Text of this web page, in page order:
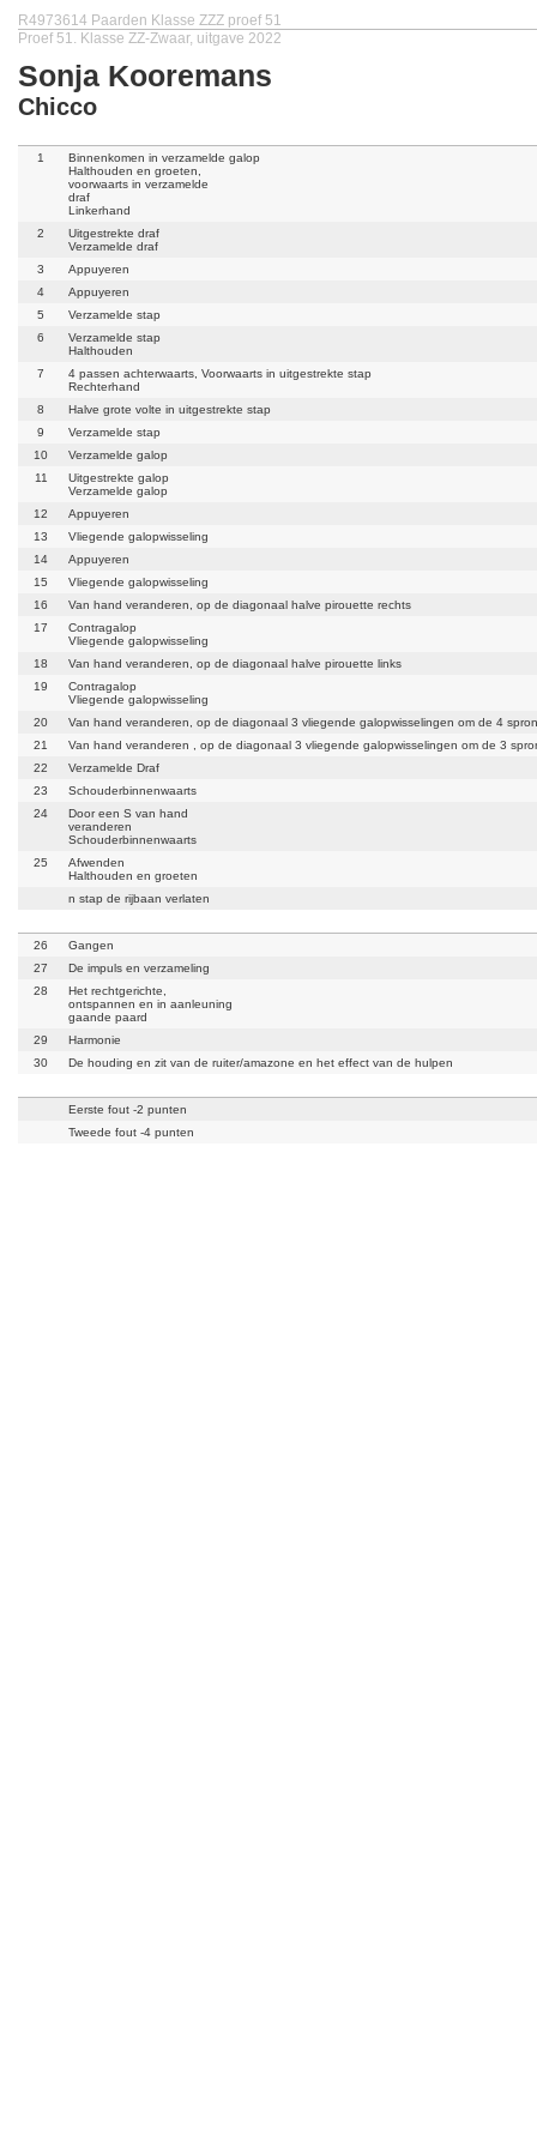
R4973614 Paarden Klasse ZZZ proef 51
Proef 51. Klasse ZZ-Zwaar, uitgave 2022
Sonja Kooremans
Chicco
1
Binnenkomen in verzamelde galop
Halthouden en groeten,
voorwaarts in verzamelde
draf
Linkerhand
2
Uitgestrekte draf
Verzamelde draf
3
Appuyeren
4
Appuyeren
5
Verzamelde stap
6
Verzamelde stap
Halthouden
7
4 passen achterwaarts, Voorwaarts in uitgestrekte stap
Rechterhand
8
Halve grote volte in uitgestrekte stap
9
Verzamelde stap
10
Verzamelde galop
11
Uitgestrekte galop
Verzamelde galop
12
Appuyeren
13
Vliegende galopwisseling
14
Appuyeren
15
Vliegende galopwisseling
16
Van hand veranderen, op de diagonaal halve pirouette rechts
17
Contragalop
Vliegende galopwisseling
18
Van hand veranderen, op de diagonaal halve pirouette links
19
Contragalop
Vliegende galopwisseling
20
Van hand veranderen, op de diagonaal 3 vliegende galopwisselingen om de 4
21
Van hand veranderen , op de diagonaal 3 vliegende galopwisselingen om de 3
22
Verzamelde Draf
23
Schouderbinnenwaarts
24
Door een S van hand
veranderen
Schouderbinnenwaarts
25
Afwenden
Halthouden en groeten
n stap de rijbaan verlaten
26
Gangen
27
De impuls en verzameling
28
Het rechtgerichte,
ontspannen en in aanleuning
gaande paard
29
Harmonie
30
De houding en zit van de ruiter/amazone en het effect van de hulpen
Eerste fout -2 punten
Tweede fout -4 punten